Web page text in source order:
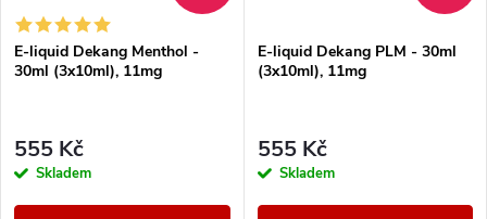
E-liquid Dekang Menthol -
30ml (3x10ml), 11mg
555 Kč
Skladem
E-liquid Dekang PLM - 30ml
(3x10ml), 11mg
555 Kč
Skladem